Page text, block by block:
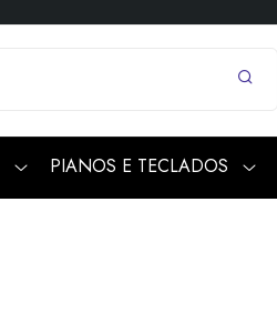
PIANOS E TECLADOS